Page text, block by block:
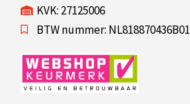
KVK: 27125006
BTW nummer: NL818870436B01